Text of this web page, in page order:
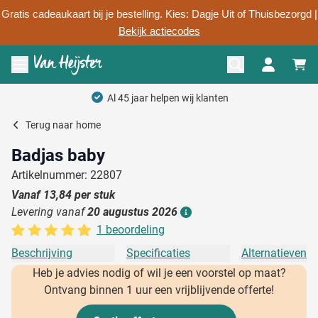
Gratis cadeaukaart bij je bestelling. Kies: Dagje Uit of Thuisbezorgd |
Bekijk actiecodes
Ga naar de inhoud
Menu openen
Al 45 jaar helpen wij klanten
Terug naar home
Badjas baby
Artikelnummer: 22807
Vanaf 13,84 per stuk
Levering vanaf20 augustus 2026
1 beoordeling
Beschrijving
Specificaties
Alternatieven
Heb je advies nodig of wil je een voorstel op maat?
Ontvang binnen 1 uur een vrijblijvende offerte!